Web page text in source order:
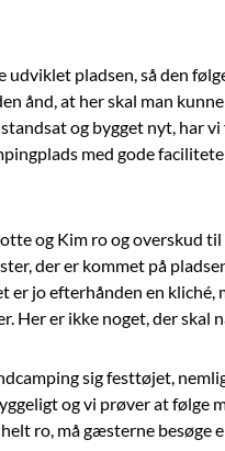
pladsen, så den
ånd, at her skal man
og bygget nyt, har
med gode
og Kim ro og overskud
der er kommet på
er jo efterhånden en
Her er ikke noget, der skal
sig festtøjet,
og vi prøver at følge
ro, må gæsterne besøge